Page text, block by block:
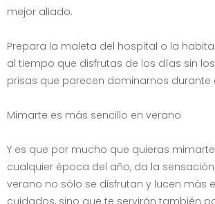
mejor aliado.
Prepara la maleta del hospital o la
al tiempo que disfrutas de los días sin
prisas que parecen dominarnos durante
Mimarte es más sencillo en verano
Y es que por mucho que quieras
cualquier época del año, da la
verano no sólo se disfrutan y lucen más
cuidados, sino que te servirán también